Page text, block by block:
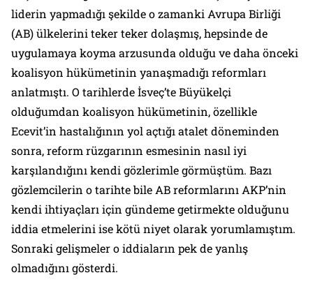
liderin yapmadığı şekilde o zamanki Avrupa Birliği
(AB) ülkelerini teker teker dolaşmış, hepsinde de
uygulamaya koyma arzusunda olduğu ve daha önceki
koalisyon hükümetinin yanaşmadığı reformları
anlatmıştı. O tarihlerde İsveç’te Büyükelçi
olduğumdan koalisyon hükümetinin, özellikle
Ecevit’in hastalığının yol açtığı atalet döneminden
sonra, reform rüzgarının esmesinin nasıl iyi
karşılandığını kendi gözlerimle görmüştüm. Bazı
gözlemcilerin o tarihte bile AB reformlarını AKP’nin
kendi ihtiyaçları için gündeme getirmekte olduğunu
iddia etmelerini ise kötü niyet olarak yorumlamıştım.
Sonraki gelişmeler o iddiaların pek de yanlış
olmadığını gösterdi.